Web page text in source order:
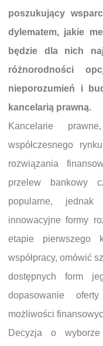
poszukujący
dylematem, jakie
będzie dla nich
różnorodności
nieporozumień i
kancelarią prawną.
Kancelarie
współczesnego
rozwiązania
przelew bankowy
popularne,
innowacyjne formy
etapie pierwszego
współpracy, omówić
dostępnych form
dopasowanie
możliwości
Decyzja o